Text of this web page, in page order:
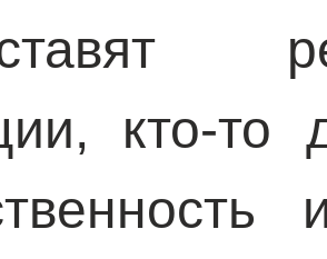
кто-